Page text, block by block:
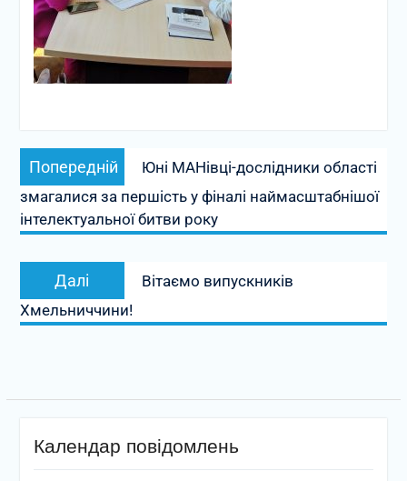
Навігація
записів
Попередній
Попередній
запис:
Юні МАНівці-дослідники області
змагалися за першість у фіналі наймасштабнішої
інтелектуальної битви року
Далі
Наступний
запис:
Вітаємо випускників
Хмельниччини!
Календар повідомлень